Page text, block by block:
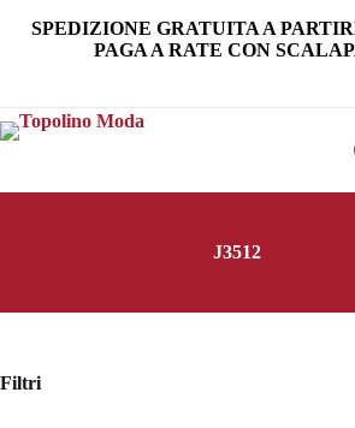
SPEDIZIONE GRATUITA A
PAGA A RATE CON
J3512
Filtri